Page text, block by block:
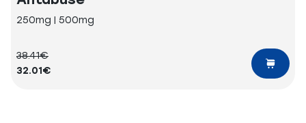
250mg | 500mg
38.41€
32.01€